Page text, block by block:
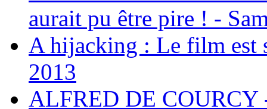
aurait pu être pire ! -
A hijacking : Le film est
2013
ALFRED DE COURCY